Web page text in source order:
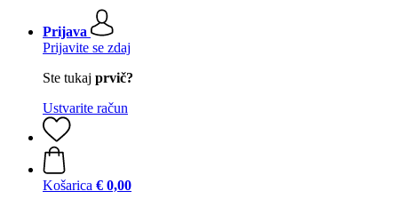
Prijava
Prijavite se zdaj
Ste tukaj prvič?
Ustvarite račun
Košarica € 0,00